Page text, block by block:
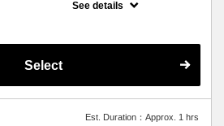
る頭皮の匂いなどもなくなります☆（髪の毛
に付着しているカルシュウムを除去すること
により根本の立ち上がりが凄いです）
See details
Select
Est. Duration：Approx. 1 hrs